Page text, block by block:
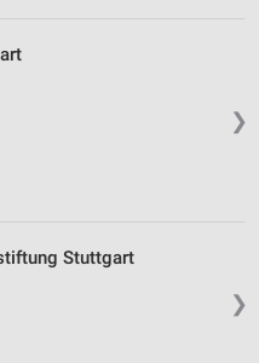
❯
❯
Stuttgart